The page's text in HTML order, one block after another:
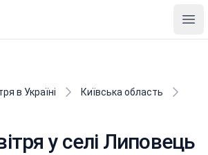
в Україні
Київська область
у селі Липовець